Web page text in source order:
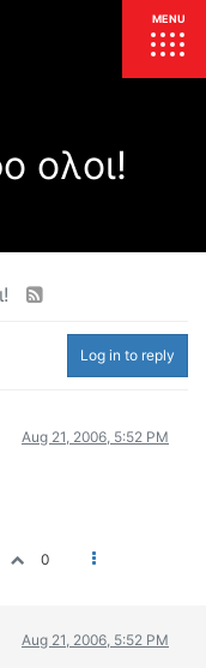
ολοι!
Log in to reply
Aug 21, 2006, 5:52 PM
0
Aug 21, 2006, 5:52 PM